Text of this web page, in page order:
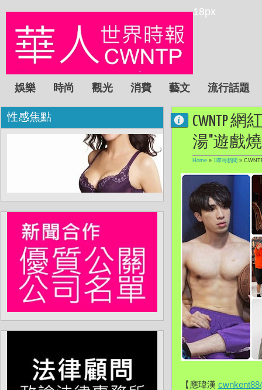
18px
娛樂 時尚 觀光 消費 藝文 流行話題
CWNTP
湯"遊戲
Home » 1即時新聞 »
【應瑋漢
性感焦點